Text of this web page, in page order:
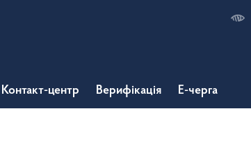
Контакт-центр Верифікація Е-черга